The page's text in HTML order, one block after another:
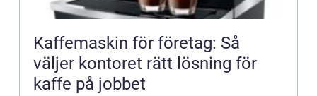
Kaffemaskin för företag: Så
väljer kontoret rätt lösning för
kaffe på jobbet